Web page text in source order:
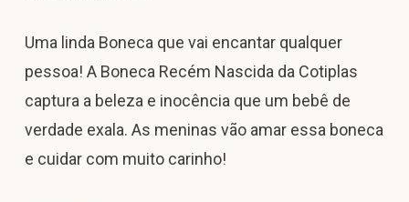
Uma linda Boneca que vai encantar qualquer
pessoa! A Boneca Recém Nascida da Cotiplas
captura a beleza e inocência que um bebê de
verdade exala. As meninas vão amar essa boneca
e cuidar com muito carinho!